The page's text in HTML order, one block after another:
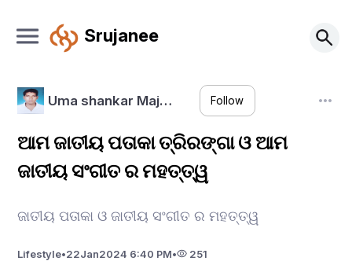
Srujanee
Uma shankar Maj… Follow
ଆମ ଜାତୀୟ ପତାକା ତ୍ରିରଙ୍ଗା ଓ ଆମ
ଜାତୀୟ ସଂଗୀତ ର ମହତ୍ତ୍ୱ
ଜାତୀୟ ପତାକା ଓ ଜାତୀୟ ସଂଗୀତ ର ମହତ୍ତ୍ୱ
Lifestyle•22Jan2024 6:40 PM• 251